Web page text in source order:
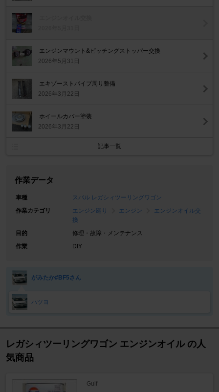
エンジンマウント&ピッチングストッパー交換
2026年5月31日
エキゾーストパイプ周り整備
2026年3月22日
ホイールカバー塗装
2026年3月22日
記事一覧
作業データ
車種
スバル レガシィツーリングワゴン
作業カテゴリ
エンジン廻り エンジン
エンジンオイル交
換
目的
修理・故障・メンテナンス
作業
DIY
がみたか#BF5さん
ハツヨ
レガシィツーリングワゴン エンジンオイル の人
気商品
Gulf